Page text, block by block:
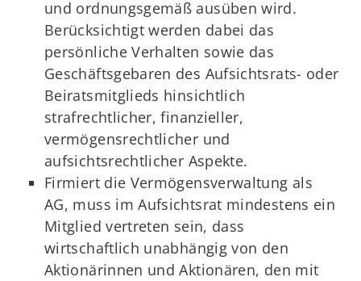
und ordnungsgemäß ausüben wird.
Berücksichtigt werden dabei das
persönliche Verhalten sowie das
Geschäftsgebaren des Aufsichtsrats- oder
Beiratsmitglieds hinsichtlich
strafrechtlicher, finanzieller,
vermögensrechtlicher und
aufsichtsrechtlicher Aspekte.
Firmiert die Vermögensverwaltung als
AG, muss im Aufsichtsrat mindestens ein
Mitglied vertreten sein, dass
wirtschaftlich unabhängig von den
Aktionärinnen und Aktionären, den mit